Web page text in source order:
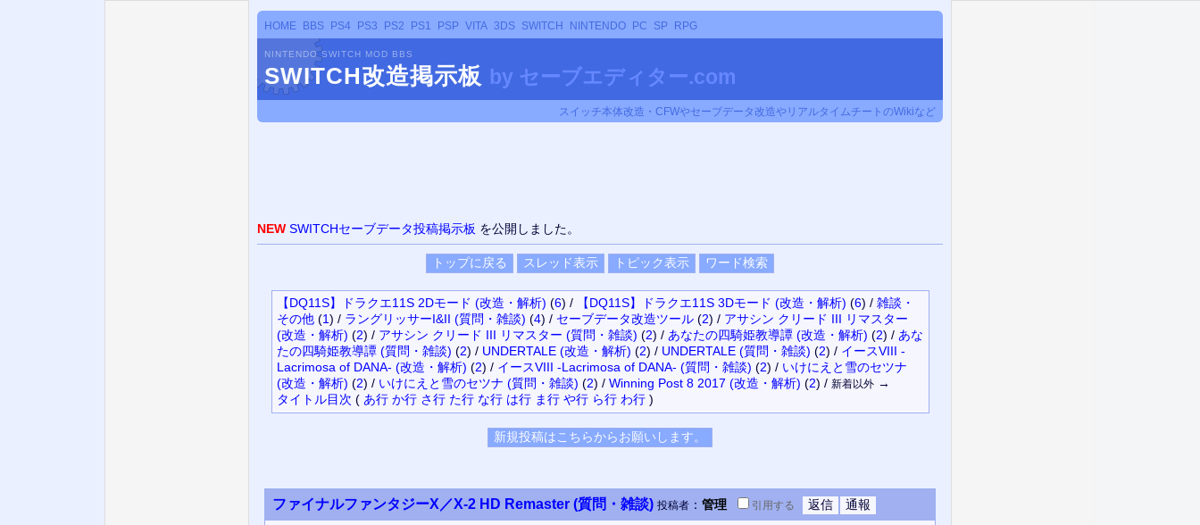
HOME BBS PS4 PS3 PS2 PS1 PSP VITA 3DS SWITCH NINTENDO PC SP RPG
NINTENDO SWITCH MOD BBS
SWITCH改造掲示板 by セーブエディター.com
スイッチ本体改造・CFWやセーブデータ改造やリアルタイムチートのWikiなど
NEW SWITCHセーブデータ投稿掲示板 を公開しました。
【DQ11S】ドラクエ11S 2Dモード (改造・解析) (6) / 【DQ11S】ドラクエ11S 3Dモード (改造・解析) (6) / 雑談・
その他 (1) / ラングリッサーI&II (質問・雑談) (4) / セーブデータ改造ツール (2) / アサシン クリード III リマスター
(改造・解析) (2) / アサシン クリード III リマスター (質問・雑談) (2) / あなたの四騎姫教導譚 (改造・解析) (2) / あな
たの四騎姫教導譚 (質問・雑談) (2) / UNDERTALE (改造・解析) (2) / UNDERTALE (質問・雑談) (2) / イースVIII -
Lacrimosa of DANA- (改造・解析) (2) / イースVIII -Lacrimosa of DANA- (質問・雑談) (2) / いけにえと雪のセツナ
(改造・解析) (2) / いけにえと雪のセツナ (質問・雑談) (2) / Winning Post 8 2017 (改造・解析) (2) / 新着以外→
タイトル目次 ( あ行 か行 さ行 た行 な行 は行 ま行 や行 ら行 わ行)
ファイナルファンタジーX／X-2 HD Remaster (質問・雑談) 投稿者 ： 管理 引用する